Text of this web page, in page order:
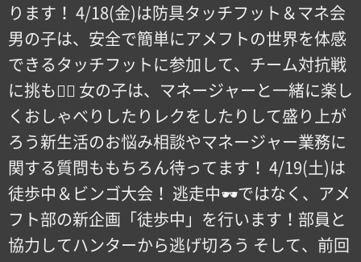
ります！ 4/18(金)は防具タッチフット＆マネ会
男の子は、安全で簡単にアメフトの世界を体感
できるタッチフットに参加して、チーム対抗戦
に挑もう🏻 女の子は、マネージャーと一緒に楽し
くおしゃべりしたりレクをしたりして盛り上が
ろう新生活のお悩み相談やマネージャー業務に
関する質問ももちろん待ってます！ 4/19(土)は
徒歩中＆ビンゴ大会！ 逃走中🕶️ではなく、アメ
フト部の新企画「徒歩中」を行います！部員と
協力してハンターから逃げ切ろう そして、前回